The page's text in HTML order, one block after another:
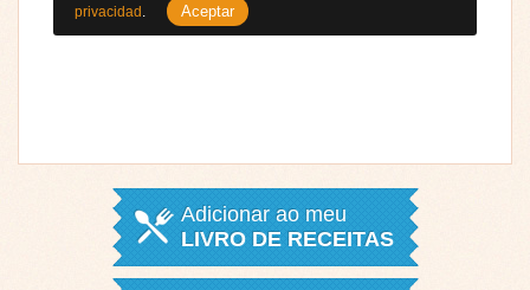
Adicionar ao meu
LIVRO DE RECEITAS
privacidad . Aceptar